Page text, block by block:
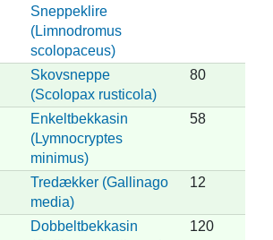
Sneppeklire
(Limnodromus
scolopaceus)
Skovsneppe
(Scolopax rusticola)
80
Enkeltbekkasin
(Lymnocryptes
minimus)
58
Tredækker (Gallinago
media)
12
Dobbeltbekkasin
120